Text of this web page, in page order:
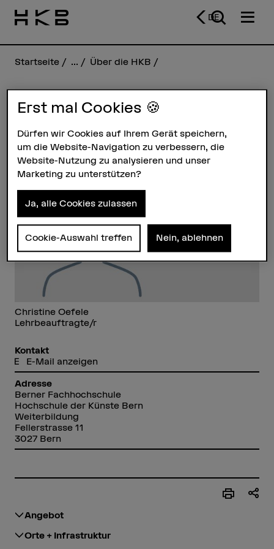
DE
Startseite ... Über die HKB
Christine Oefele
Steckbrief
Christine Oefele
Lehrbeauftragte/r
Kontakt
E-Mail anzeigen
Adresse
Berner Fachhochschule
Hochschule der Künste Bern
Weiterbildung
Fellerstrasse 11
3027 Bern
Angebot
Orte + Infrastruktur
Erst mal Cookies 🍪
Dürfen wir Cookies auf Ihrem Gerät speichern,
um die Website-Navigation zu verbessern, die
Website-Nutzung zu analysieren und unser
Marketing zu unterstützen?
Ja, alle Cookies zulassen
Cookie-Auswahl treffen Nein, ablehnen